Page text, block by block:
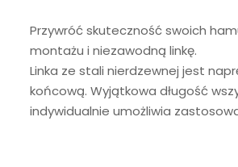
Przywróć skuteczność swoich
montażu i niezawodną linkę.
Linka ze stali nierdzewnej jest
końcową. Wyjątkowa długość
indywidualnie umożliwia